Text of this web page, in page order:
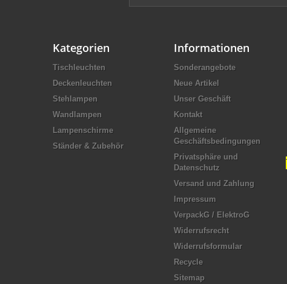
Kategorien
Tischleuchten
Deckenleuchten
Stehlampen
Wandlampen
Lampenschirme
Ständer & Zubehör
Informationen
Sonderangebote
Neue Artikel
Unser Geschäft
Kontakt
Allgemeine
Geschäftsbedingungen
Privatsphäre und
Datenschutz
Versand und Zahlung
Impressum
VerpackG / ElektroG
Widerrufsrecht
Widerrufsformular
Recycle
Sitemap